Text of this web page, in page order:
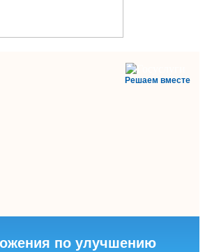
Решаем вместе
по улучшению